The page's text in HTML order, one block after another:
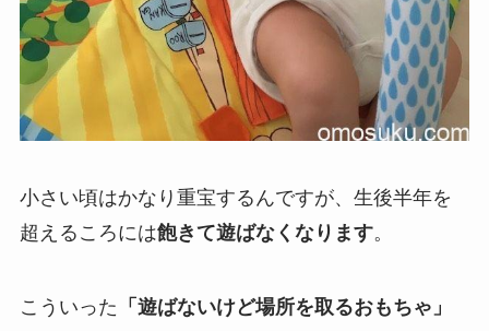
小さい頃はかなり重宝するんですが、生後半年を
超えるころには飽きて遊ばなくなります。
こういった 「遊ばないけど場所を取るおもちゃ」